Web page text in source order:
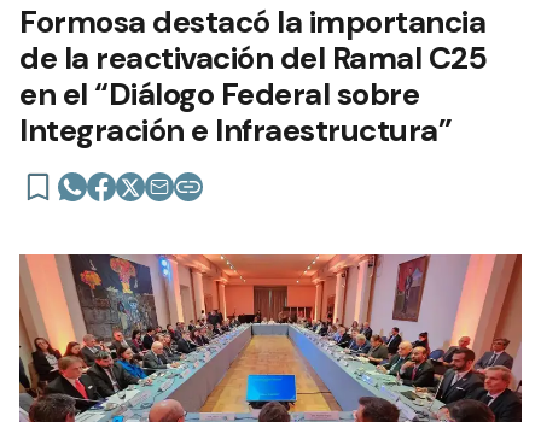
Formosa destacó la importancia
de la reactivación del Ramal C25
en el “Diálogo Federal sobre
Integración e Infraestructura”